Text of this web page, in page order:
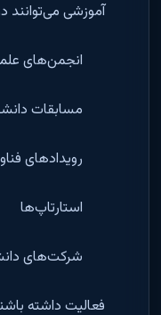
آموزشی می‌توانند
انجمن‌های
مسابقات
رویدادهای
استارتاپ‌ها
شرکت‌های
فعالیت داشته